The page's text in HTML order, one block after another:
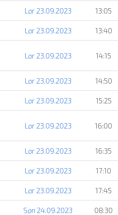
Lør 23.09.2023 13:05
Lør 23.09.2023 13:40
Lør 23.09.2023 14:15
Lør 23.09.2023 14:50
Lør 23.09.2023 15:25
Lør 23.09.2023 16:00
Lør 23.09.2023 16:35
Lør 23.09.2023 17:10
Lør 23.09.2023 17:45
Søn 24.09.2023 08:30